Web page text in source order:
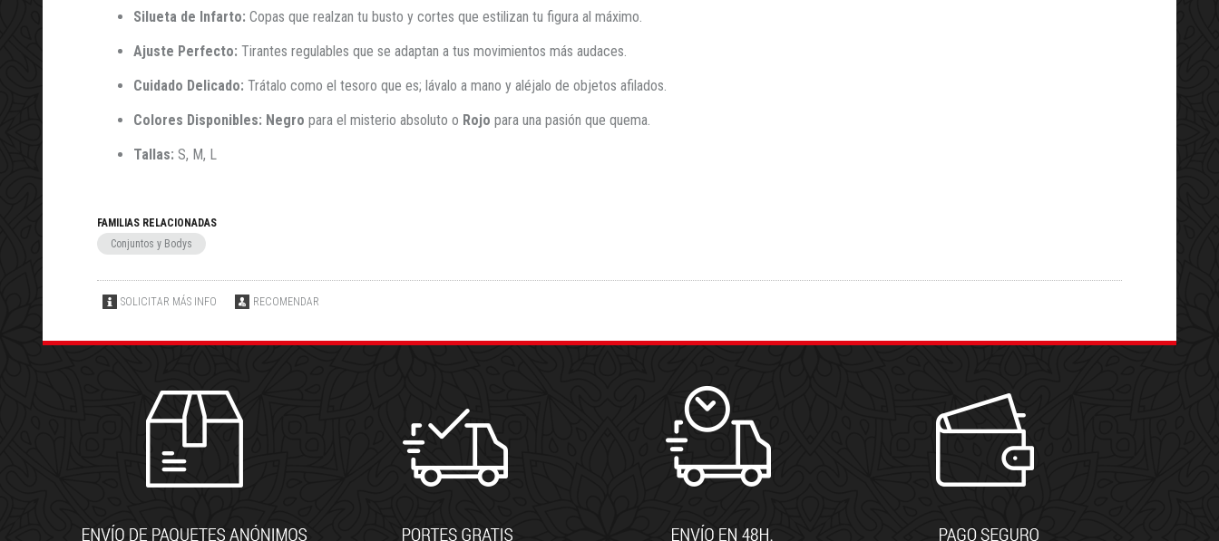
Silueta de Infarto: Copas que realzan tu busto y cortes que estilizan tu figura al máximo.
Ajuste Perfecto: Tirantes regulables que se adaptan a tus movimientos más audaces.
Cuidado Delicado: Trátalo como el tesoro que es; lávalo a mano y aléjalo de objetos afilados.
Colores Disponibles: Negro para el misterio absoluto o Rojo para una pasión que quema.
Tallas: S, M, L
FAMILIAS RELACIONADAS
Conjuntos y Bodys
SOLICITAR MÁS INFO RECOMENDAR